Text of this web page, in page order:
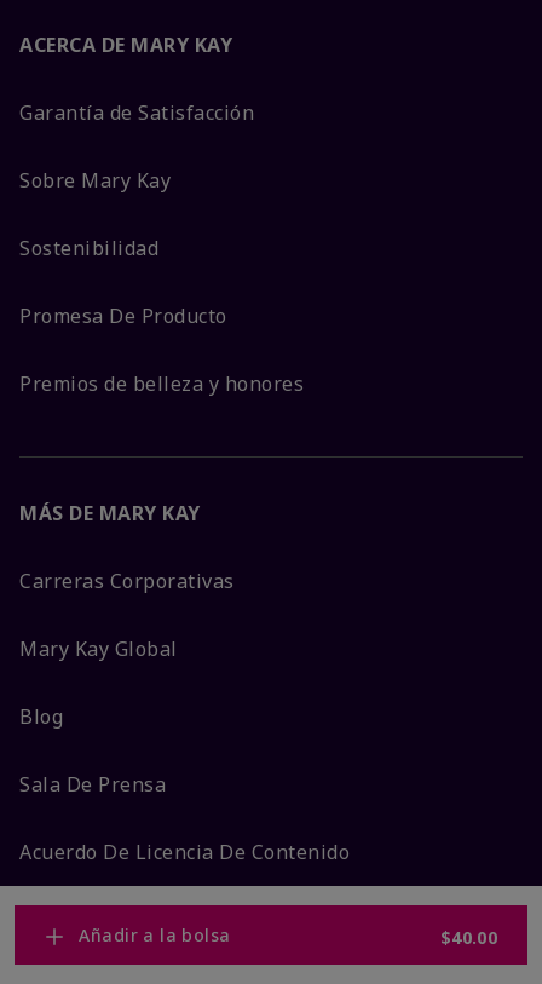
Añadir a la bolsa $40.00
ACERCA DE MARY KAY
Garantía de Satisfacción
Sobre Mary Kay
Sostenibilidad
Promesa De Producto
Premios de belleza y honores
MÁS DE MARY KAY
Carreras Corporativas
Mary Kay Global
Blog
Sala De Prensa
Acuerdo De Licencia De Contenido